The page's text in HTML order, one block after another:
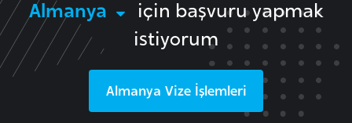
Almanya
için başvuru yapmak
istiyorum
Almanya Vize İşlemleri
a
h
i